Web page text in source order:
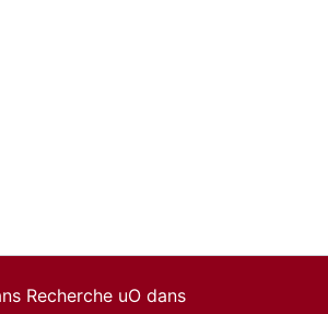
Recherche uO dans